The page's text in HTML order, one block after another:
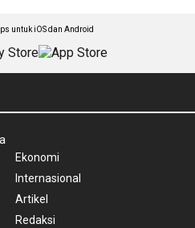
untuk iOS dan Android
Ekonomi
Internasional
Artikel
Redaksi